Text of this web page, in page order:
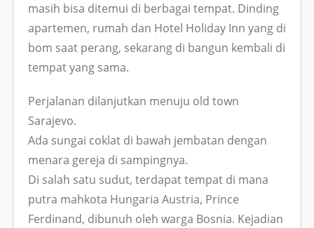
masih bisa ditemui di berbagai tempat. Dinding
apartemen, rumah dan Hotel Holiday Inn yang di
bom saat perang, sekarang di bangun kembali di
tempat yang sama.
Perjalanan dilanjutkan menuju old town
Sarajevo.
Ada sungai coklat di bawah jembatan dengan
menara gereja di sampingnya.
Di salah satu sudut, terdapat tempat di mana
putra mahkota Hungaria Austria, Prince
Ferdinand, dibunuh oleh warga Bosnia. Kejadian